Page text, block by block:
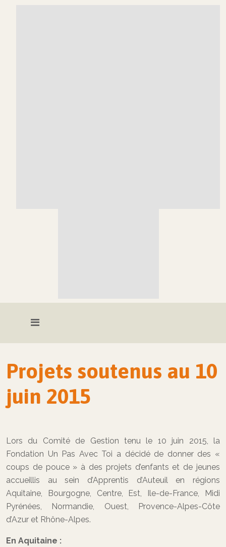
Projets soutenus au 10
juin 2015
Lors du Comité de Gestion tenu le 10 juin 2015, la
Fondation Un Pas Avec Toi a décidé de donner des «
coups de pouce » à des projets d’enfants et de jeunes
accueillis au sein d’Apprentis d’Auteuil en régions
Aquitaine, Bourgogne, Centre, Est, Ile-de-France, Midi
Pyrénées, Normandie, Ouest, Provence-Alpes-Côte
d’Azur et Rhône-Alpes.
En Aquitaine :